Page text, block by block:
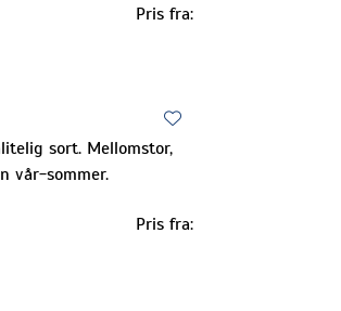
Pris fra:
sort. Mellomstor,
vår-sommer.
Pris fra: